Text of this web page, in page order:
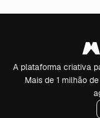
A plataforma criativa
Mais de 1 milhão